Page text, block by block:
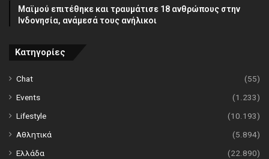
Μαϊμού επιτέθηκε και τραυμάτισε 18 ανθρώπους στην
Ινδονησία, ανάμεσά τους ανήλικοι
Κατηγορίες
Chat
(55)
Events
(1.233)
Lifestyle
(10.193)
Αθλητικά
(5.894)
Ελλάδα
(22.890)